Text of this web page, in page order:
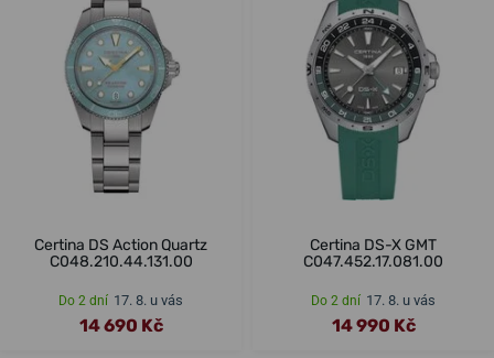
Certina DS Action Quartz
C048.210.44.131.00
Do 2 dní 17. 8. u vás
14 690 Kč
Certina DS-X GMT
C047.452.17.081.00
Do 2 dní 17. 8. u vás
14 990 Kč